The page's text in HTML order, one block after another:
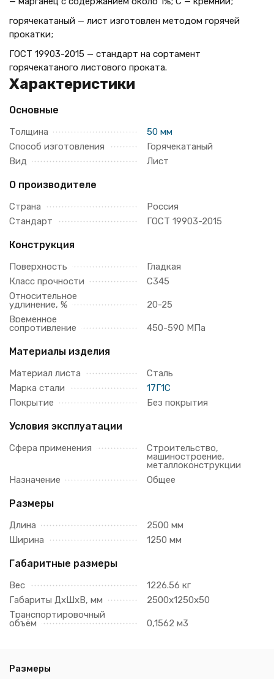
горячекатаный — лист изготовлен методом горячей
прокатки;
ГОСТ 19903-2015 — стандарт на сортамент
горячекатаного листового проката.
Характеристики
Основные
Толщина
50 мм
Способ изготовления
Горячекатаный
Вид
Лист
О производителе
Страна
Россия
Стандарт
ГОСТ 19903-2015
Конструкция
Поверхность
Гладкая
Класс прочности
С345
Относительное
удлинение, %
20-25
Временное
сопротивление 450-590 МПа
Материалы изделия
Материал листа
Сталь
Марка стали
17Г1С
Покрытие
Без покрытия
Условия эксплуатации
Сфера применения Строительство,
машиностроение,
металлоконструкции
Назначение
Общее
Размеры
Длина
2500 мм
Ширина
1250 мм
Габаритные размеры
Вес
1226.56 кг
Габариты ДхШхВ, мм
2500х1250х50
Транспортировочный
объём 0,1562 м3
Размеры